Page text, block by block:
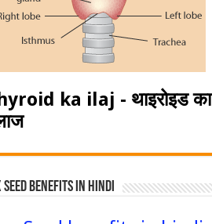
ka ilaj - थाइरोइड का
Seed Benefits in hindi